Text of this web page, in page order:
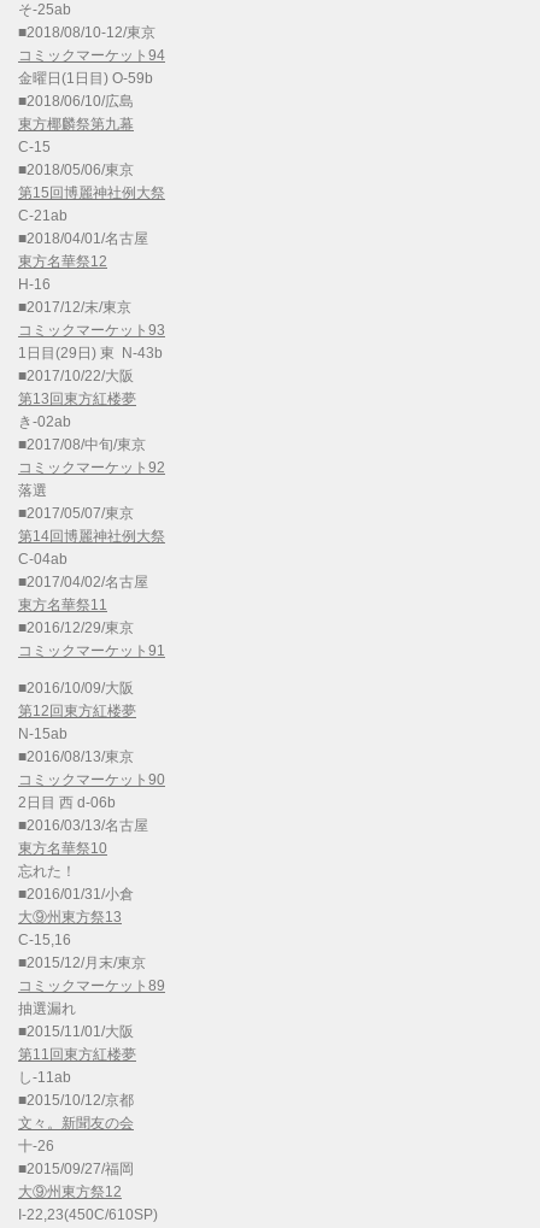
そ-25ab
■2018/08/10-12/東京
コミックマーケット94
金曜日(1日目) O-59b
■2018/06/10/広島
東方椰麟祭第九幕
C-15
■2018/05/06/東京
第15回博麗神社例大祭
C-21ab
■2018/04/01/名古屋
東方名華祭12
H-16
■2017/12/末/東京
コミックマーケット93
1日目(29日) 東 N-43b
■2017/10/22/大阪
第13回東方紅楼夢
き-02ab
■2017/08/中旬/東京
コミックマーケット92
落選
■2017/05/07/東京
第14回博麗神社例大祭
C-04ab
■2017/04/02/名古屋
東方名華祭11
■2016/12/29/東京
コミックマーケット91
■2016/10/09/大阪
第12回東方紅楼夢
N-15ab
■2016/08/13/東京
コミックマーケット90
2日目 西 d-06b
■2016/03/13/名古屋
東方名華祭10
忘れた！
■2016/01/31/小倉
大⑨州東方祭13
C-15,16
■2015/12/月末/東京
コミックマーケット89
抽選漏れ
■2015/11/01/大阪
第11回東方紅楼夢
し-11ab
■2015/10/12/京都
文々。新聞友の会
十-26
■2015/09/27/福岡
大⑨州東方祭12
I-22,23(450C/610SP)